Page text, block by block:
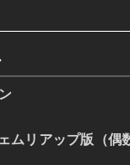
ムリアップ版（偶